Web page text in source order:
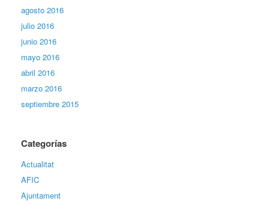
agosto 2016
julio 2016
junio 2016
mayo 2016
abril 2016
marzo 2016
septiembre 2015
Categorías
Actualitat
AFIC
Ajuntament